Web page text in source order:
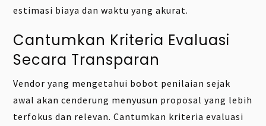
estimasi biaya dan waktu yang akurat.
Cantumkan Kriteria Evaluasi
Secara Transparan
Vendor yang mengetahui bobot penilaian sejak
awal akan cenderung menyusun proposal yang lebih
terfokus dan relevan. Cantumkan kriteria evaluasi